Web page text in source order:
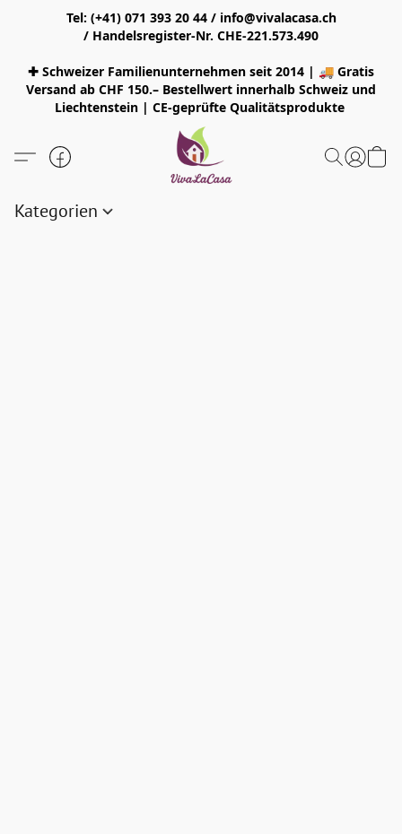
Tel: (+41) 071 393 20 44 / info@vivalacasa.ch
/ Handelsregister-Nr. CHE-221.573.490
✚ Schweizer Familienunternehmen seit 2014 | 🚚 Gratis
Versand ab CHF 150.– Bestellwert innerhalb Schweiz und
Liechtenstein | CE-geprüfte Qualitätsprodukte
Kategorien